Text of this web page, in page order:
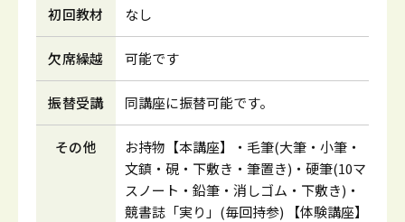
初回教材 なし
欠席繰越 可能です
振替受講 同講座に振替可能です。
その他
お持物【本講座】・毛筆(大筆・小筆・
文鎮・硯・下敷き・筆置き)・硬筆(10マ
スノート・鉛筆・消しゴム・下敷き)・
競書誌「実り」(毎回持参) 【体験講座】